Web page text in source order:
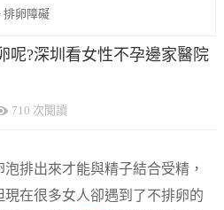
排卵障礙
呢?深圳看女性不孕邊家醫院
710 次閱讀
排出來才能與精子結合受精，
在很多女人卻遇到了不排卵的